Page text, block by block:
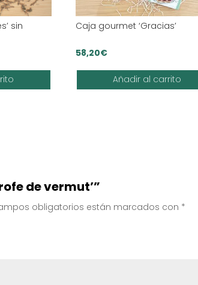
sin
Caja gourmet ‘Gracias’
58,20€
Añadir al carrito
de vermut’”
obligatorios están marcados con *